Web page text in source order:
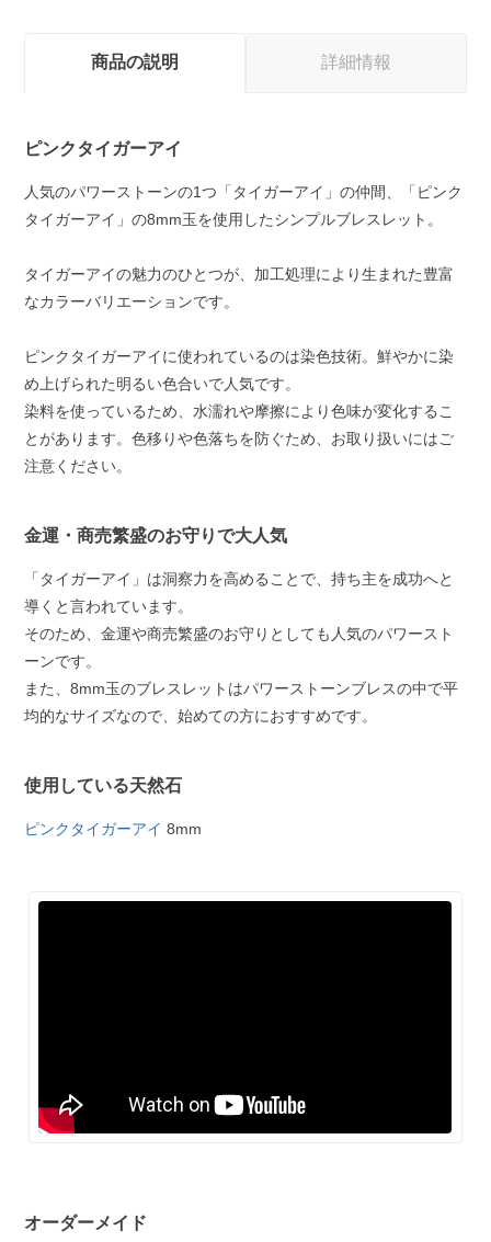
商品の説明 詳細情報
ピンクタイガーアイ
人気のパワーストーンの1つ「タイガーアイ」の仲間、「ピンク
タイガーアイ」の8mm玉を使用したシンプルブレスレット。
タイガーアイの魅力のひとつが、加工処理により生まれた豊富
なカラーバリエーションです。
ピンクタイガーアイに使われているのは染色技術。鮮やかに染
め上げられた明るい色合いで人気です。
染料を使っているため、水濡れや摩擦により色味が変化するこ
とがあります。色移りや色落ちを防ぐため、お取り扱いにはご
注意ください。
金運・商売繁盛のお守りで大人気
「タイガーアイ」は洞察力を高めることで、持ち主を成功へと
導くと言われています。
そのため、金運や商売繁盛のお守りとしても人気のパワースト
ーンです。
また、8mm玉のブレスレットはパワーストーンブレスの中で平
均的なサイズなので、始めての方におすすめです。
使用している天然石
ピンクタイガーアイ 8mm
オーダーメイド